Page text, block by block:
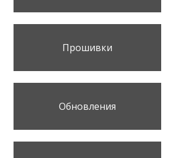
Прошивки
Обновления